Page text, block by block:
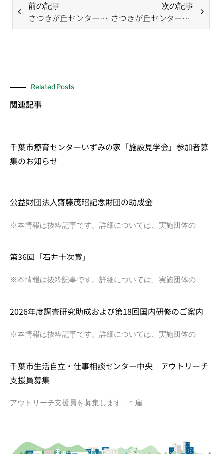
前の記事
さつきが丘センターだより（11月号）
次の記事
さつきが丘センターだより（1月号）
Related Posts
関連記事
千葉市療育センターいずみの家「施設見学会」参加者募
集のお知らせ
公益財団法人齋藤茂昭記念財団の助成金
※本情報は抜粋記事です。詳細については、実施団体の
第36回「石井十次賞」
※本情報は抜粋記事です。詳細については、実施団体の
2026年度調査研究助成および第18回国内研修のご案内
※本情報は抜粋記事です。詳細については、実施団体の
千葉市生活自立・仕事相談センター中央 アウトリーチ
支援員募集
アウトリーチ支援員を募集します ＊雇